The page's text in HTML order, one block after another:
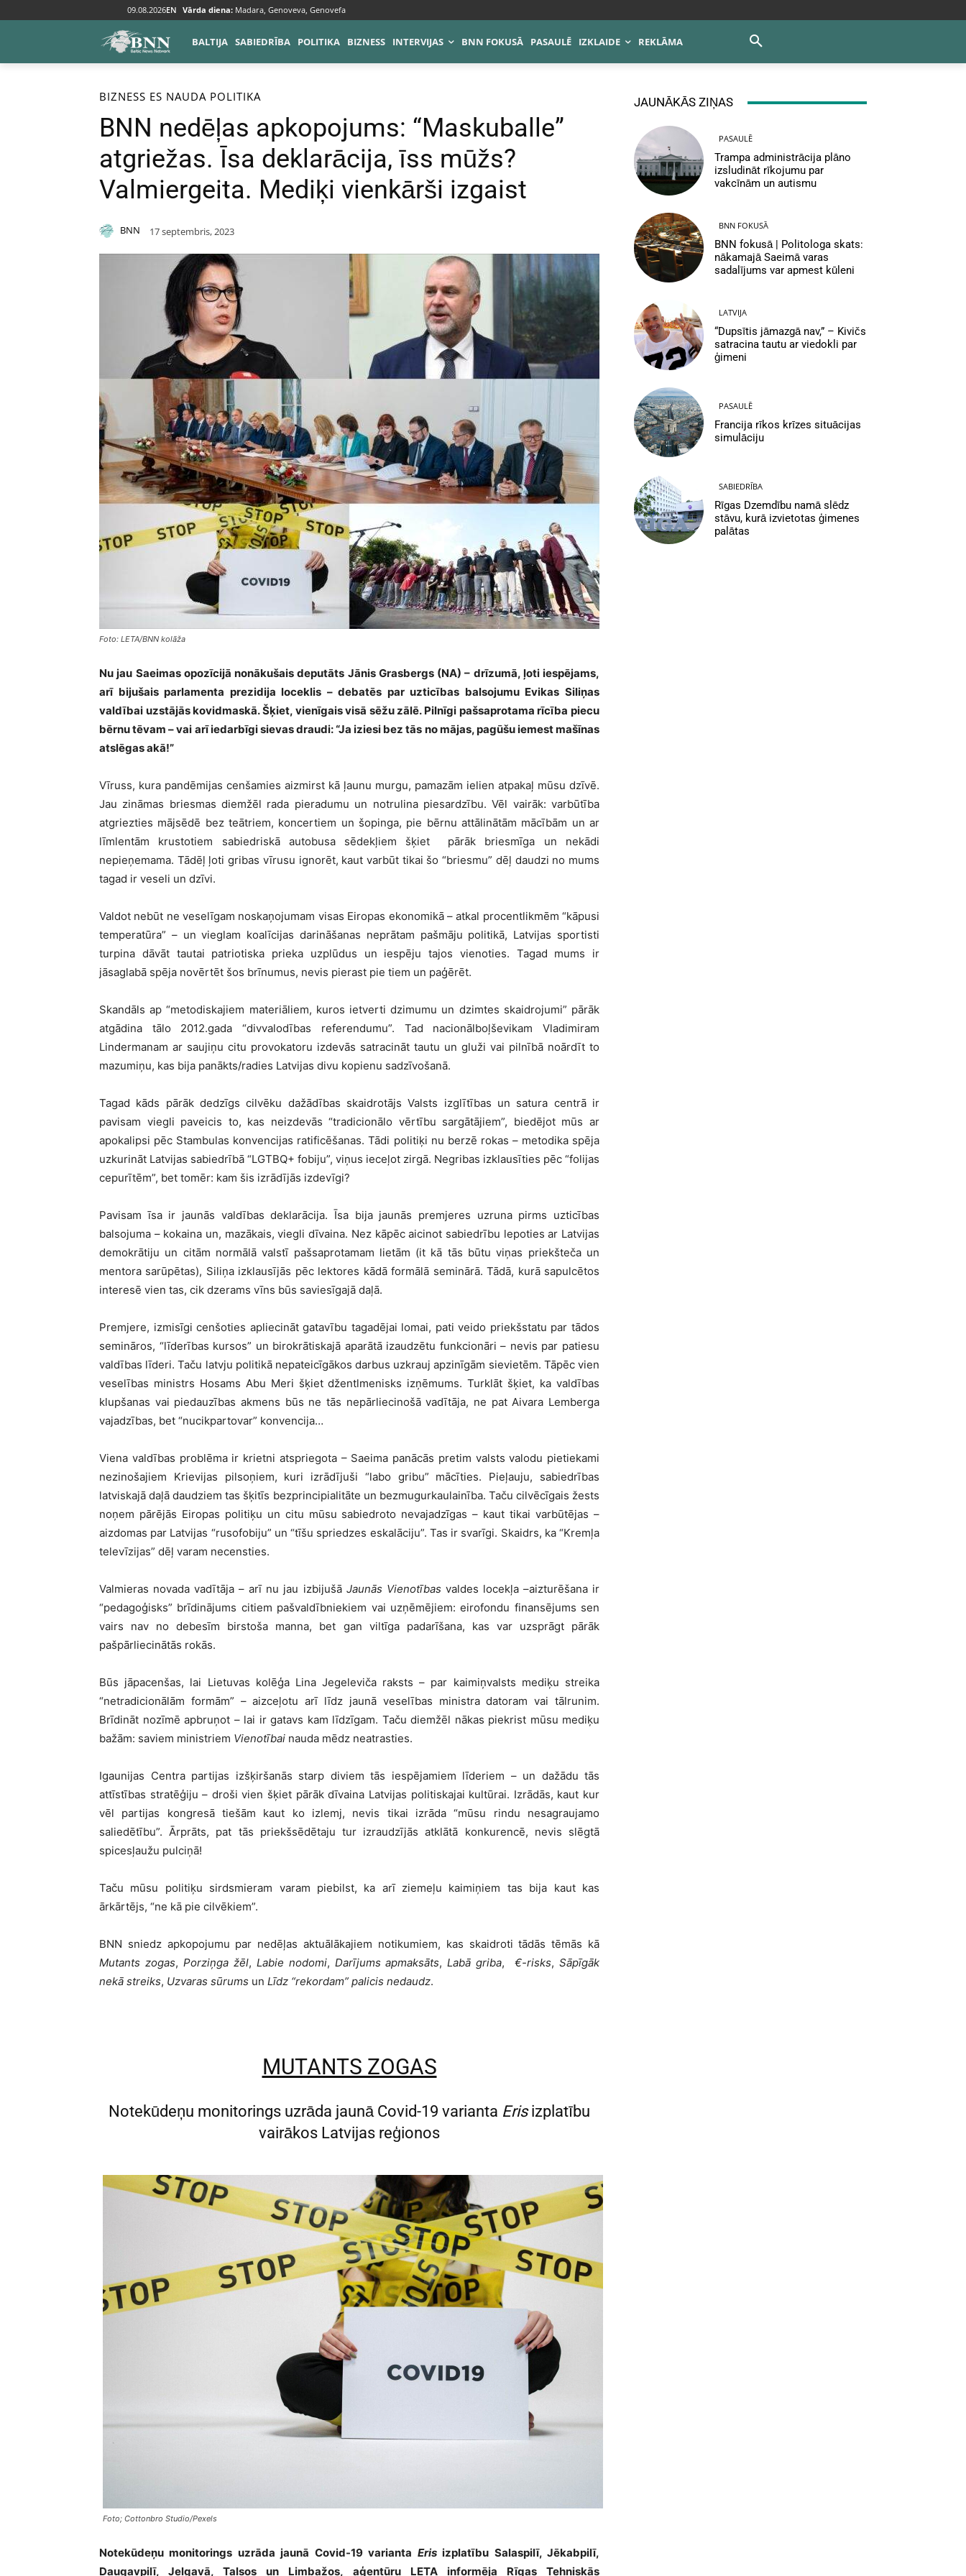
09.08.2026EN Vārda diena: Madara, Genoveva, Genovefa
BALTIJA SABIEDRĪBA POLITIKA BIZNESS INTERVIJAS BNN FOKUSĀ PASAULĒ IZKLAIDE REKLĀMA
Sākums Bizness
BIZNESS ES NAUDA POLITIKA
BNN nedēļas apkopojums: “Maskuballe”
atgriežas. Īsa deklarācija, īss mūžs?
Valmiergeita. Mediķi vienkārši izgaist
BNN 17 septembris, 2023
Foto: LETA/BNN kolāža
Nu jau Saeimas opozīcijā nonākušais deputāts Jānis Grasbergs (NA) – drīzumā, ļoti iespējams,
arī bijušais parlamenta prezidija loceklis – debatēs par uzticības balsojumu Evikas Siliņas
valdībai uzstājās kovidmaskā. Šķiet, vienīgais visā sēžu zālē. Pilnīgi pašsaprotama rīcība piecu
bērnu tēvam – vai arī iedarbīgi sievas draudi: “Ja iziesi bez tās no mājas, pagūšu iemest mašīnas
atslēgas akā!”
Vīruss, kura pandēmijas cenšamies aizmirst kā ļaunu murgu, pamazām ielien atpakaļ mūsu dzīvē.
Jau zināmas briesmas diemžēl rada pieradumu un notrulina piesardzību. Vēl vairāk: varbūtība
atgriezties mājsēdē bez teātriem, koncertiem un šopinga, pie bērnu attālinātām mācībām un ar
līmlentām krustotiem sabiedriskā autobusa sēdekļiem šķiet pārāk briesmīga un nekādi
nepieņemama. Tādēļ ļoti gribas vīrusu ignorēt, kaut varbūt tikai šo “briesmu” dēļ daudzi no mums
tagad ir veseli un dzīvi.
Valdot nebūt ne veselīgam noskaņojumam visas Eiropas ekonomikā – atkal procentlikmēm “kāpusi
temperatūra” – un vieglam koalīcijas darināšanas neprātam pašmāju politikā, Latvijas sportisti
turpina dāvāt tautai patriotiska prieka uzplūdus un iespēju tajos vienoties. Tagad mums ir
jāsaglabā spēja novērtēt šos brīnumus, nevis pierast pie tiem un paģērēt.
Skandāls ap “metodiskajiem materiāliem, kuros ietverti dzimumu un dzimtes skaidrojumi” pārāk
atgādina tālo 2012.gada “divvalodības referendumu”. Tad nacionālboļševikam Vladimiram
Lindermanam ar saujiņu citu provokatoru izdevās satracināt tautu un gluži vai pilnībā noārdīt to
mazumiņu, kas bija panākts/radies Latvijas divu kopienu sadzīvošanā.
Tagad kāds pārāk dedzīgs cilvēku dažādības skaidrotājs Valsts izglītības un satura centrā ir
pavisam viegli paveicis to, kas neizdevās “tradicionālo vērtību sargātājiem”, biedējot mūs ar
apokalipsi pēc Stambulas konvencijas ratificēšanas. Tādi politiķi nu berzē rokas – metodika spēja
uzkurināt Latvijas sabiedrībā “LGTBQ+ fobiju”, viņus ieceļot zirgā. Negribas izklausīties pēc “folijas
cepurītēm”, bet tomēr: kam šis izrādījās izdevīgi?
Pavisam īsa ir jaunās valdības deklarācija. Īsa bija jaunās premjeres uzruna pirms uzticības
balsojuma – kokaina un, mazākais, viegli dīvaina. Nez kāpēc aicinot sabiedrību lepoties ar Latvijas
demokrātiju un citām normālā valstī pašsaprotamam lietām (it kā tās būtu viņas priekšteča un
mentora sarūpētas), Siliņa izklausījās pēc lektores kādā formālā seminārā. Tādā, kurā sapulcētos
interesē vien tas, cik dzerams vīns būs saviesīgajā daļā.
Premjere, izmisīgi cenšoties apliecināt gatavību tagadējai lomai, pati veido priekšstatu par tādos
semināros, “līderības kursos” un birokrātiskajā aparātā izaudzētu funkcionāri – nevis par patiesu
valdības līderi. Taču latvju politikā nepateicīgākos darbus uzkrauj apzinīgām sievietēm. Tāpēc vien
veselības ministrs Hosams Abu Meri šķiet džentlmenisks izņēmums. Turklāt šķiet, ka valdības
klupšanas vai piedauzības akmens būs ne tās nepārliecinošā vadītāja, ne pat Aivara Lemberga
vajadzības, bet “nucikpartovar” konvencija…
Viena valdības problēma ir krietni atspriegota – Saeima panācās pretim valsts valodu pietiekami
nezinošajiem Krievijas pilsoņiem, kuri izrādījuši “labo gribu” mācīties. Pieļauju, sabiedrības
latviskajā daļā daudziem tas šķitīs bezprincipialitāte un bezmugurkaulainība. Taču cilvēcīgais žests
noņem pārējās Eiropas politiķu un citu mūsu sabiedroto nevajadzīgas – kaut tikai varbūtējas –
aizdomas par Latvijas “rusofobiju” un “tīšu spriedzes eskalāciju”. Tas ir svarīgi. Skaidrs, ka “Kremļa
televīzijas” dēļ varam necensties.
Valmieras novada vadītāja – arī nu jau izbijušā Jaunās Vienotības valdes locekļa –aizturēšana ir
“pedagoģisks” brīdinājums citiem pašvaldībniekiem vai uzņēmējiem: eirofondu finansējums sen
vairs nav no debesīm birstoša manna, bet gan viltīga padarīšana, kas var uzsprāgt pārāk
pašpārliecinātās rokās.
Būs jāpacenšas, lai Lietuvas kolēģa Lina Jegeleviča raksts – par kaimiņvalsts mediķu streika
“netradicionālām formām” – aizceļotu arī līdz jaunā veselības ministra datoram vai tālrunim.
Brīdināt nozīmē apbruņot – lai ir gatavs kam līdzīgam. Taču diemžēl nākas piekrist mūsu mediķu
bažām: saviem ministriem Vienotībai nauda mēdz neatrasties.
Igaunijas Centra partijas izšķiršanās starp diviem tās iespējamiem līderiem – un dažādu tās
attīstības stratēģiju – droši vien šķiet pārāk dīvaina Latvijas politiskajai kultūrai. Izrādās, kaut kur
vēl partijas kongresā tiešām kaut ko izlemj, nevis tikai izrāda “mūsu rindu nesagraujamo
saliedētību”. Ārprāts, pat tās priekšsēdētaju tur izraudzījās atklātā konkurencē, nevis slēgtā
spicesļaužu pulciņā!
Taču mūsu politiķu sirdsmieram varam piebilst, ka arī ziemeļu kaimiņiem tas bija kaut kas
ārkārtējs, “ne kā pie cilvēkiem”.
BNN sniedz apkopojumu par nedēļas aktuālākajiem notikumiem, kas skaidroti tādās tēmās kā
Mutants zogas, Porziņga žēl, Labie nodomi, Darījums apmaksāts,Labā griba,€-risks,Sāpīgāk
nekā streiks, Uzvaras sūrums un Līdz “rekordam” palicis nedaudz.
MUTANTS ZOGAS
Notekūdeņu monitorings uzrāda jaunā Covid-19 varianta Erisizplatību
vairākos Latvijas reģionos
Foto; Cottonbro Studio/Pexels
Notekūdeņu monitorings uzrāda jaunā Covid-19 varianta Erisizplatību Salaspilī, Jēkabpilī,
Daugavpilī, Jelgavā, Talsos un Limbažos, aģentūru LETA informēja Rīgas Tehniskās
JAUNĀKĀS ZIŅAS
PASAULĒ
Trampa administrācija plāno
izsludināt rīkojumu par
vakcīnām un autismu
BNN FOKUSĀ
BNN fokusā | Politologa skats:
nākamajā Saeimā varas
sadalījums var apmest kūleni
LATVIJA
“Dupsītis jāmazgā nav,” – Kivičs
satracina tautu ar viedokli par
ģimeni
PASAULĒ
Francija rīkos krīzes situācijas
simulāciju
SABIEDRĪBA
Rīgas Dzemdību namā slēdz
stāvu, kurā izvietotas ģimenes
palātas